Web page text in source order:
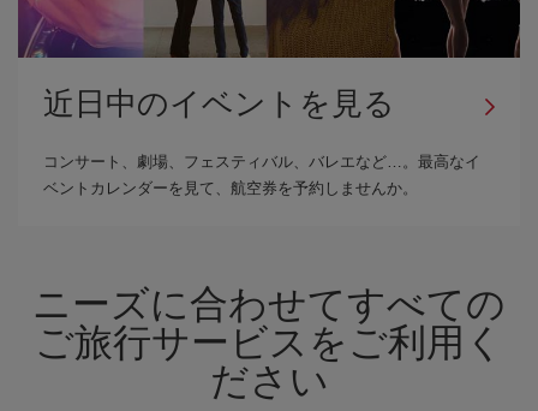
近日中のイベントを見る
コンサート、劇場、フェスティバル、バレエなど…。最高なイ
ベントカレンダーを見て、航空券を予約しませんか。
ニーズに合わせてすべての
ご旅行サービスをご利用く
ださい